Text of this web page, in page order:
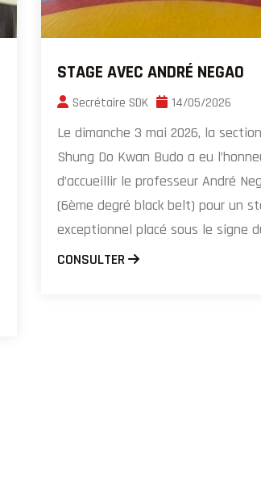
STAGE AVEC ANDRÉ NEGAO
Secrétaire SDK 14/05/2026
Le dimanche 3 mai 2026, la
Shung Do Kwan Budo a eu
d’accueillir le professeur André
(6ème degré black belt) pour un
exceptionnel placé sous le signe
CONSULTER